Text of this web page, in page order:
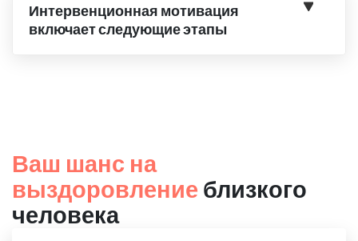
Интервенционная мотивация
включает следующие этапы
Ваш шанс на
выздоровление близкого
человека